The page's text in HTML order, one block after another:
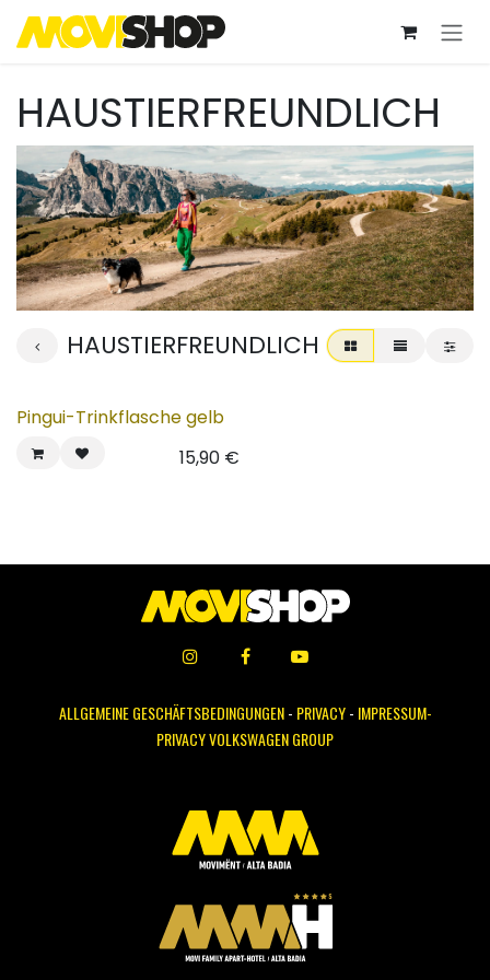
HAUSTIERFREUNDLICH
HAUSTIERFREUNDLICH
Pingui-Trinkflasche gelb
15,90 €
ALLGEMEINE GESCHÄFTSBEDINGUNGEN- PRIVACY- IMPRESSUM-
PRIVACY VOLKSWAGEN GROUP